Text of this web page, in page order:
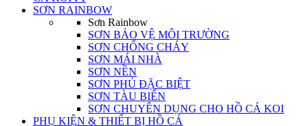
SƠN RAINBOW
Sơn Rainbow
SƠN BẢO VỆ MÔI TRƯỜNG
SƠN CHỐNG CHÁY
SƠN MÁI NHÀ
SƠN NỀN
SƠN PHỦ ĐẶC BIỆT
SƠN TÀU BIỂN
SƠN CHUYÊN DỤNG CHO HỒ CÁ KOI
PHỤ KIỆN & THIẾT BỊ HỒ CÁ